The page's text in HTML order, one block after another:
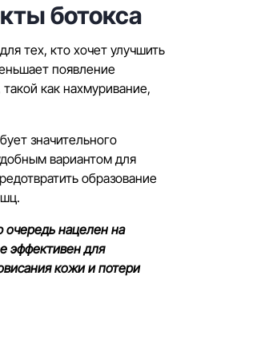
ботокса
тех, кто хочет улучшить
появление
как нахмуривание,
значительного
вариантом для
образование
очередь нацелен на
эффективен для
кожи и потери